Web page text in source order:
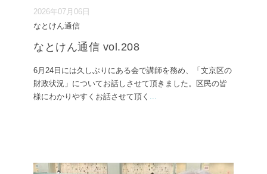
2026年07月06日
なとけん通信
なとけん通信 vol.208
6月24日には久しぶりにある会で講師を務め、「文京区の
財政状況」についてお話しさせて頂きました。区民の皆
様にわかりやすくお話させて頂く